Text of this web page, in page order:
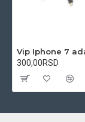
300,00RSD